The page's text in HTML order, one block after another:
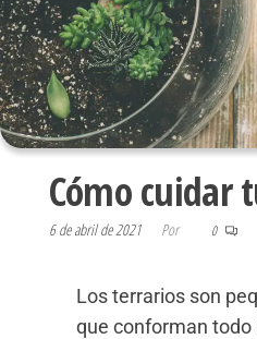
Cómo cuidar
6 de abril de 2021 Por 0
Los terrarios son
que conforman